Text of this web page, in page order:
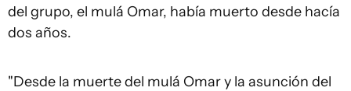
del grupo, el mulá Omar, había muerto desde hacía
dos años.
"Desde la muerte del mulá Omar y la asunción del